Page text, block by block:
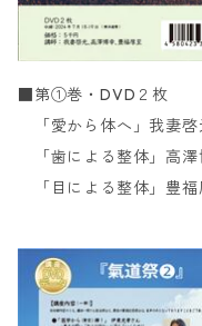
■第①巻・DVD２枚
「愛から体へ」我妻啓
「歯による整体」高澤
「目による整体」豊福